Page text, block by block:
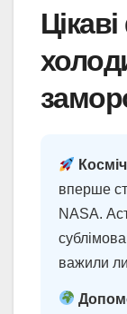
вперше
NASA.
важили